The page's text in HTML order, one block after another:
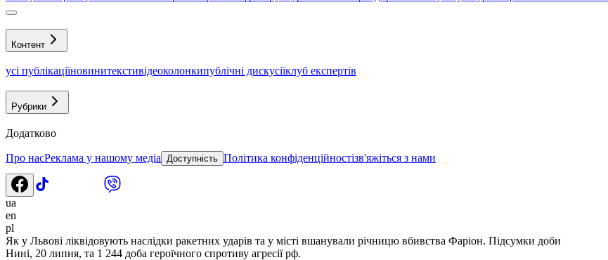
Контент
усі публікаціїновинитекстивідеоколонкипублічні дискусіїклуб експертів
Рубрики
Додатково
Про насРеклама у нашому медіа Доступність Політика конфіденційностізв'яжіться з нами
ua
en
pl
Як у Львові ліквідовують наслідки ракетних ударів та у місті вшанували річницю вбивства Фаріон. Підсумки доби
Нині, 20 липня, та 1 244 доба героїчного спротиву агресії рф.